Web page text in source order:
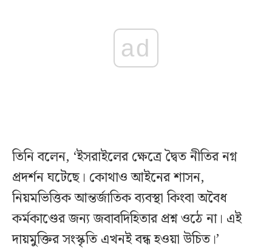
ad
তিনি বলেন, ‘ইসরাইলের ক্ষেত্রে দ্বৈত নীতির নগ্ন
প্রদর্শন ঘটেছে। কোথাও আইনের শাসন,
নিয়মভিত্তিক আন্তর্জাতিক ব্যবস্থা কিংবা অবৈধ
কর্মকাণ্ডের জন্য জবাবদিহিতার প্রশ্ন ওঠে না। এই
দায়মুক্তির সংস্কৃতি এখনই বন্ধ হওয়া উচিত।’